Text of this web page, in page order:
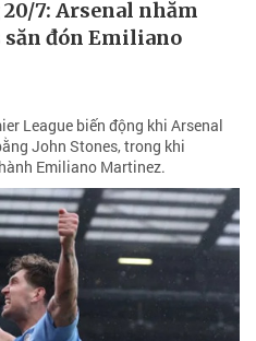
7: Arsenal nhắm
săn đón Emiliano
League biến động khi Arsenal
John Stones, trong khi
Emiliano Martinez.